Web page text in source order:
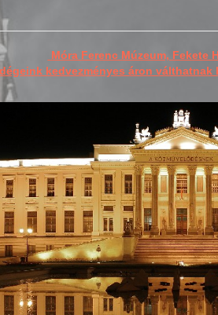
Móra Ferenc Múzeum, Fekete
kedvezményes áron